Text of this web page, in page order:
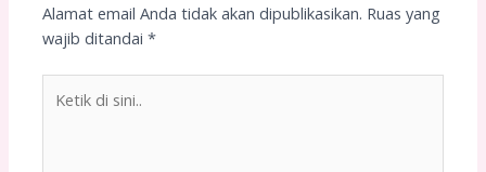
Alamat email Anda tidak akan dipublikasikan. Ruas yang
wajib ditandai*